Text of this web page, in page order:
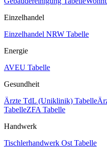
Einzelhandel
Einzelhandel NRW Tabelle
Energie
AVEU Tabelle
Gesundheit
Ärzte TdL (Uniklinik) Tabelle
TabelleZFA Tabelle
Handwerk
Tischlerhandwerk Ost Tabelle